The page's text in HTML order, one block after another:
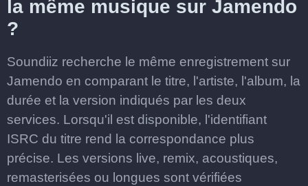
la même musique sur Jamendo
?
Soundiiz recherche le même enregistrement sur
Jamendo en comparant le titre, l'artiste, l'album, la
durée et la version indiqués par les deux
services. Lorsqu'il est disponible, l'identifiant
ISRC du titre rend la correspondance plus
précise. Les versions live, remix, acoustiques,
remasterisées ou longues sont vérifiées